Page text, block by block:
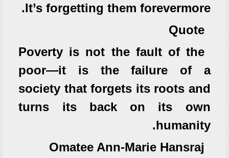
It’s forgetting them forevermore.
Quote
Poverty is not the fault of the
poor—it is the failure of a
society that forgets its roots and
turns its back on its own
humanity.
Omatee Ann-Marie Hansraj